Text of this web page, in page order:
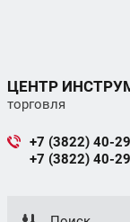
ЦЕНТР
торговля
+7 (3822) 40-
+7 (3822) 40-